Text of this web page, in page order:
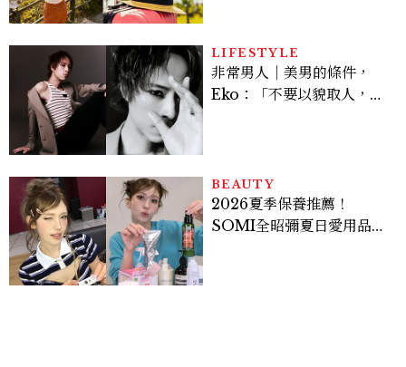
LIFESTYLE
非常男人｜美男的條件，
Eko：「不要以貌取人，內
BEAUTY
2026夏季保養推薦！
SOMI全昭彌夏日愛用品公